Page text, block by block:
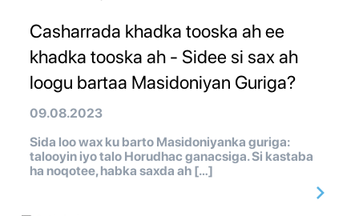
Casharrada khadka tooska ah ee
khadka tooska ah - Sidee si sax ah
loogu bartaa Masidoniyan Guriga?
09.08.2023
Sida loo wax ku barto Masidoniyanka guriga:
talooyin iyo talo Horudhac ganacsiga. Si kastaba
ha noqotee, habka saxda ah […]